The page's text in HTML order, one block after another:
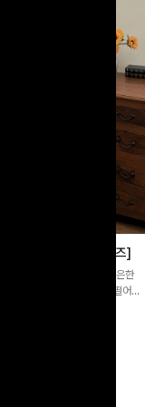
드팬츠[FREE,L사이즈]
장]사이드 버튼 디테일이 은은한
이드 팬츠입니다. 여유롭게 떨어지